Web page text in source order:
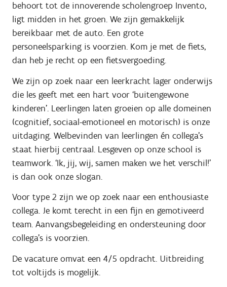
behoort tot de innoverende scholengroep Invento,
ligt midden in het groen. We zijn gemakkelijk
bereikbaar met de auto. Een grote
personeelsparking is voorzien. Kom je met de fiets,
dan heb je recht op een fietsvergoeding.
We zijn op zoek naar een leerkracht lager onderwijs
die les geeft met een hart voor ‘buitengewone
kinderen’. Leerlingen laten groeien op alle domeinen
(cognitief, sociaal-emotioneel en motorisch) is onze
uitdaging. Welbevinden van leerlingen én collega’s
staat hierbij centraal. Lesgeven op onze school is
teamwork. ‘Ik, jij, wij, samen maken we het verschil!’
is dan ook onze slogan.
Voor type 2 zijn we op zoek naar een enthousiaste
collega. Je komt terecht in een fijn en gemotiveerd
team. Aanvangsbegeleiding en ondersteuning door
collega’s is voorzien.
De vacature omvat een 4/5 opdracht. Uitbreiding
tot voltijds is mogelijk.